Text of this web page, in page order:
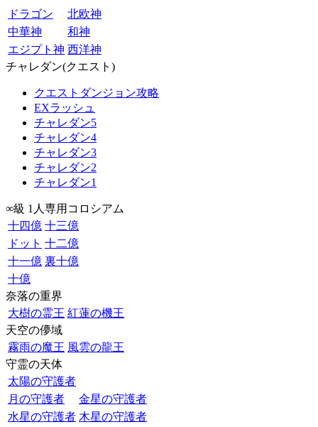
ドラゴン
北欧神
中華神
和神
エジプト神 西洋神
チャレダン(クエスト)
クエストダンジョン攻略
EXラッシュ
チャレダン5
チャレダン4
チャレダン3
チャレダン2
チャレダン1
∞級 1人専用コロシアム
十四億 十三億
ドット 十二億
十一億 裏十億
十億
奈落の重界
大樹の霊王 紅蓮の機王
天空の儚域
霧雨の魔王 風雲の龍王
守霊の天体
太陽の守護者
月の守護者
金星の守護者
水星の守護者 木星の守護者